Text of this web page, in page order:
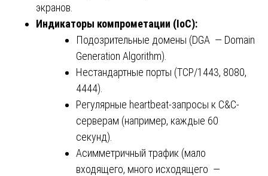
экранов.
Индикаторы компрометации (IoC):
Подозрительные домены (DGA — Domain
Generation Algorithm).
Нестандартные порты (TCP/1443, 8080,
4444).
Регулярные heartbeat-запросы к C&C-
серверам (например, каждые 60
секунд).
Асимметричный трафик (мало
входящего, много исходящего —